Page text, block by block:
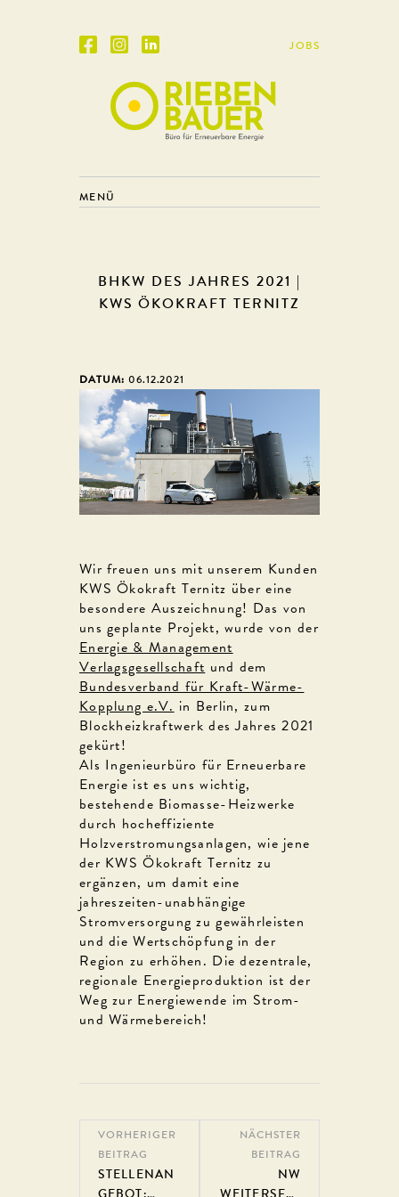
JOBS
MENÜ
BHKW DES JAHRES 2021 |
KWS ÖKOKRAFT TERNITZ
DATUM: 06.12.2021
Wir freuen uns mit unserem Kunden
KWS Ökokraft Ternitz über eine
besondere Auszeichnung! Das von
uns geplante Projekt, wurde von der
Energie & Management
Verlagsgesellschaft und dem
Bundesverband für Kraft-Wärme-
Kopplung e.V. in Berlin, zum
Blockheizkraftwerk des Jahres 2021
gekürt!
Als Ingenieurbüro für Erneuerbare
Energie ist es uns wichtig,
bestehende Biomasse-Heizwerke
durch hocheffiziente
Holzverstromungsanlagen, wie jene
der KWS Ökokraft Ternitz zu
ergänzen, um damit eine
jahreszeiten-unabhängige
Stromversorgung zu gewährleisten
und die Wertschöpfung in der
Region zu erhöhen. Die dezentrale,
regionale Energieproduktion ist der
Weg zur Energiewende im Strom-
und Wärmebereich!
VORHERIGER
BEITRAG
STELLENAN
NÄCHSTER
BEITRAG
NW